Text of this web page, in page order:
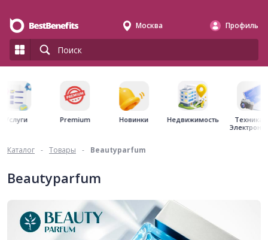
Москва Профиль
Услуги Premium Новинки Недвижимость
Техника
Каталог - Товары - Beautyparfum
Beautyparfum